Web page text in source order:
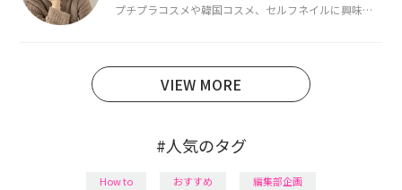
プチプラコスメや韓国コスメ、セルフネイルに興味が
日本化粧品検定1級保有。
VIEW MORE
#人気のタグ
How to おすすめ
編集部企画